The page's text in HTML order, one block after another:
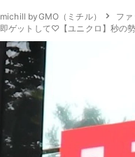
michill byGMO（ミチル）
フ
即ゲットして♡【ユニクロ】秒の